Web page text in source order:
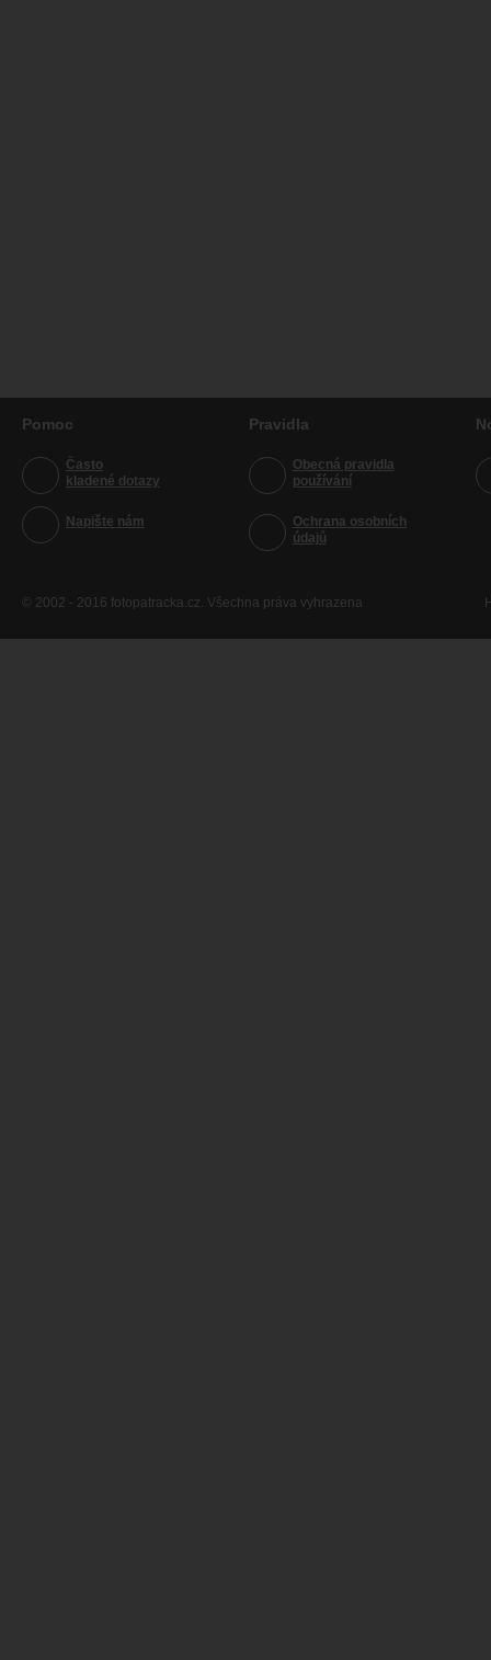
Pomoc
Často
kladené dotazy
Napište nám
Pravidla
Obecná pravidla
používání
Ochrana osobních
údajů
© 2002 - 2016 fotopatracka.cz. Všechna práva vyhrazena